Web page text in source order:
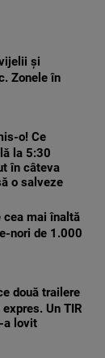
și
Zonele în
o! Ce
la 5:30
în câteva
o salveze
cea mai înaltă
nori de 1.000
două trailere
Un TIR
a lovit